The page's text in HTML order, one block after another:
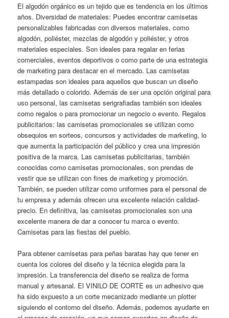
El algodón orgánico es un tejido que es tendencia en los últimos
años. Diversidad de materiales: Puedes encontrar camisetas
personalizables fabricadas con diversos materiales, como
algodón, poliéster, mezclas de algodón y poliéster, y otros
materiales especiales. Son ideales para regalar en ferias
comerciales, eventos deportivos o como parte de una estrategia
de marketing para destacar en el mercado. Las camisetas
estampadas son ideales para aquellos que buscan un diseño
más detallado o colorido. Además de ser una opción original para
uso personal, las camisetas serigrafiadas también son ideales
como regalos o para promocionar un negocio o evento. Regalos
publicitarios: las camisetas promocionales se utilizan como
obsequios en sorteos, concursos y actividades de marketing, lo
que aumenta la participación del público y crea una impresión
positiva de la marca. Las camisetas publicitarias, también
conocidas como camisetas promocionales, son prendas de
vestir que se utilizan con fines de marketing y promoción.
También, se pueden utilizar como uniformes para el personal de
tu empresa y además ofrecen una excelente relación calidad-
precio. En definitiva, las camisetas promocionales son una
excelente manera de dar a conocer tu marca o evento.
Camisetas para las fiestas del pueblo.
Para obtener camisetas para peñas baratas hay que tener en
cuenta los colores del diseño y la técnica elegida para la
impresión. La transferencia del diseño se realiza de forma
manual y artesanal. El VINILO DE CORTE es un adhesivo que
ha sido expuesto a un corte mecanizado mediante un plotter
siguiendo el contorno del diseño. Además, podemos ayudarte en